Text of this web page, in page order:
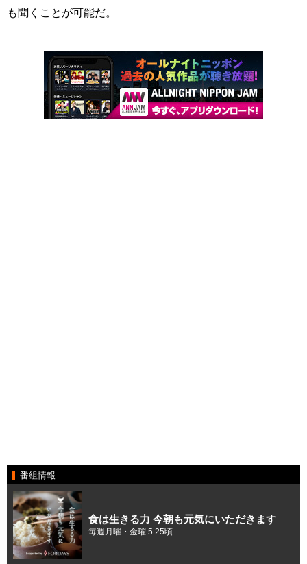
も聞くことが可能だ。
番組情報
食は生きる力 今朝も元気にいただきます
毎週月曜・金曜 5:25頃